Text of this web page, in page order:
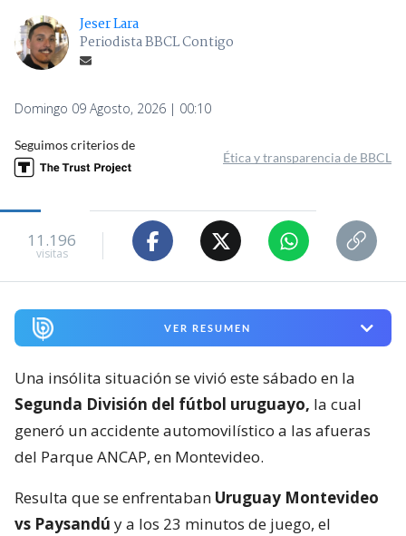
Jeser Lara
Periodista BBCL Contigo
Domingo 09 Agosto, 2026 | 00:10
Seguimos criterios de
Ética y transparencia de BBCL
11.196
visitas
VER RESUMEN
Una insólita situación se vivió este sábado en la
Segunda División del fútbol uruguayo, la cual
generó un accidente automovilístico a las afueras
del Parque ANCAP, en Montevideo.
Resulta que se enfrentaban Uruguay Montevideo
vs Paysandú y a los 23 minutos de juego, el